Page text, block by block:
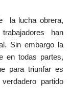
lucha obrera,
han
Sin embargo la
en todas partes,
para triunfar es
partido